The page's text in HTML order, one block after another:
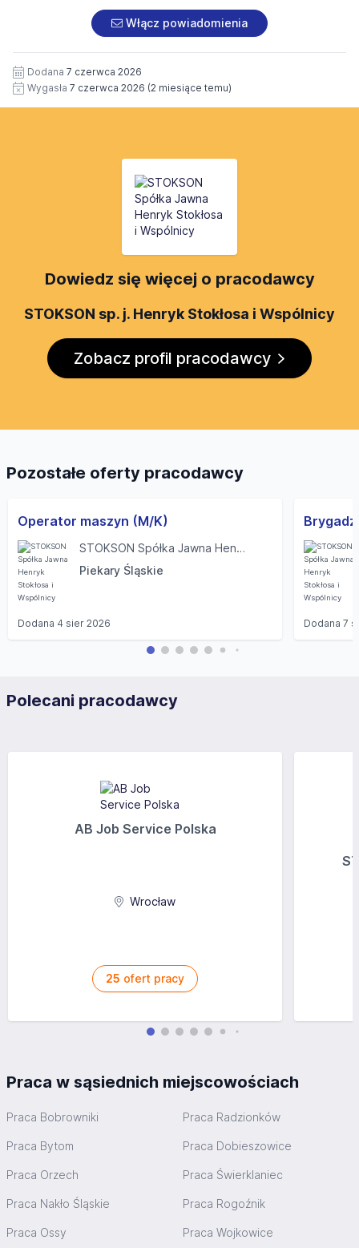
danych osobowych w procesie rekrutacji.
Włącz powiadomienia
Dodana 7 czerwca 2026
Wygasła 7 czerwca 2026 (2 miesiące temu)
Dowiedz się więcej o pracodawcy
STOKSON sp. j. Henryk Stokłosa i Wspólnicy
Zobacz profil pracodawcy
Pozostałe oferty pracodawcy
Operator maszyn (M/K)
STOKSON Spółka Jawna Henryk Stokłosa i Wspólnicy
Piekary Śląskie
Dodana 4 sier 2026 Dodana7
Polecani pracodawcy
AB Job Service Polska
Wrocław
25 ofert pracy
Praca w sąsiednich miejscowościach
Praca Bobrowniki Praca Radzionków
Praca Bytom Praca Dobieszowice
Praca Orzech Praca Świerklaniec
Praca Nakło Śląskie Praca Rogoźnik
Praca Ossy Praca Wojkowice